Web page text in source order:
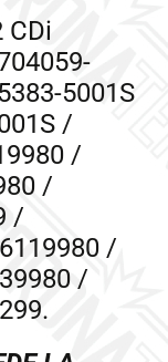
CDi
5001S
/
/
/
/
/
/